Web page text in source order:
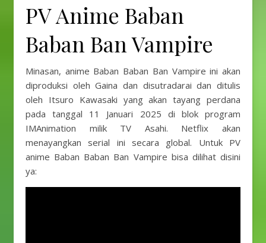
PV Anime Baban
Baban Ban Vampire
Minasan, anime Baban Baban Ban Vampire ini akan
diproduksi oleh Gaina dan disutradarai dan ditulis
oleh Itsuro Kawasaki yang akan tayang perdana
pada tanggal 11 Januari 2025 di blok program
IMAnimation milik TV Asahi. Netflix akan
menayangkan serial ini secara global. Untuk PV
anime Baban Baban Ban Vampire bisa dilihat disini
ya: